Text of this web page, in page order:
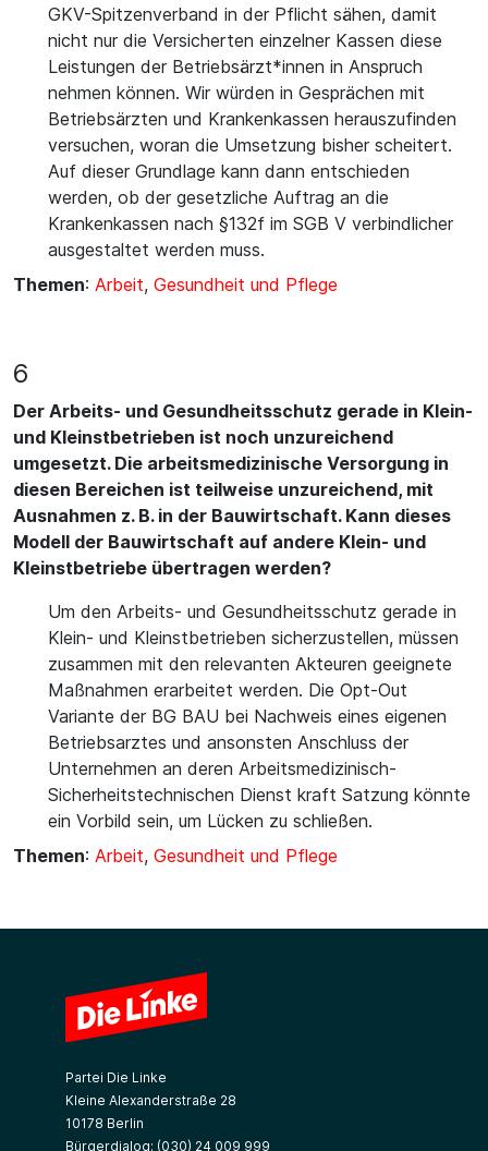
GKV-Spitzenverband in der Pflicht sähen, damit
nicht nur die Versicherten einzelner Kassen diese
Leistungen der Betriebsärzt*innen in Anspruch
nehmen können. Wir würden in Gesprächen mit
Betriebsärzten und Krankenkassen herauszufinden
versuchen, woran die Umsetzung bisher scheitert.
Auf dieser Grundlage kann dann entschieden
werden, ob der gesetzliche Auftrag an die
Krankenkassen nach §132f im SGB V verbindlicher
ausgestaltet werden muss.
Themen: Arbeit, Gesundheit und Pflege
6
Der Arbeits- und Gesundheitsschutz gerade in Klein-
und Kleinstbetrieben ist noch unzureichend
umgesetzt. Die arbeitsmedizinische Versorgung in
diesen Bereichen ist teilweise unzureichend, mit
Ausnahmen z. B. in der Bauwirtschaft. Kann dieses
Modell der Bauwirtschaft auf andere Klein- und
Kleinstbetriebe übertragen werden?
Um den Arbeits- und Gesundheitsschutz gerade in
Klein- und Kleinstbetrieben sicherzustellen, müssen
zusammen mit den relevanten Akteuren geeignete
Maßnahmen erarbeitet werden. Die Opt-Out
Variante der BG BAU bei Nachweis eines eigenen
Betriebsarztes und ansonsten Anschluss der
Unternehmen an deren Arbeitsmedizinisch-
Sicherheitstechnischen Dienst kraft Satzung könnte
ein Vorbild sein, um Lücken zu schließen.
Themen: Arbeit, Gesundheit und Pflege
Partei Die Linke
Kleine Alexanderstraße 28
10178 Berlin
Bürgerdialog: (030) 24 009 999